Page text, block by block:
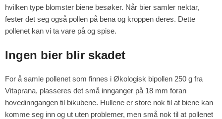
hvilken type blomster biene besøker. Når bier samler nektar,
fester det seg også pollen på bena og kroppen deres. Dette
pollenet kan vi ta vare på og spise.
Ingen bier blir skadet
For å samle pollenet som finnes i Økologisk bipollen 250 g fra
Vitaprana, plasseres det små innganger på 18 mm foran
hovedinngangen til bikubene. Hullene er store nok til at biene kan
komme seg inn og ut uten problemer, men små nok til at pollenet